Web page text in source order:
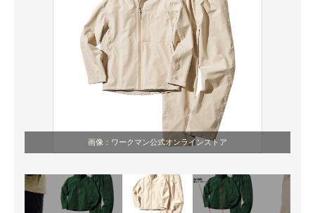
画像：ワークマン公式オンラインストア